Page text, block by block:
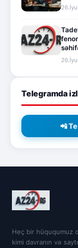
Telegramda
📲
Heç bir hüququmuz
kimi davranın və